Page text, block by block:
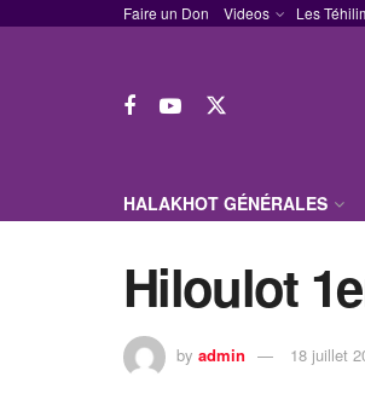
Faire un Don Videos Les
HALAKHOT GÉNÉRALES
Hiloulot
by admin 18 juillet